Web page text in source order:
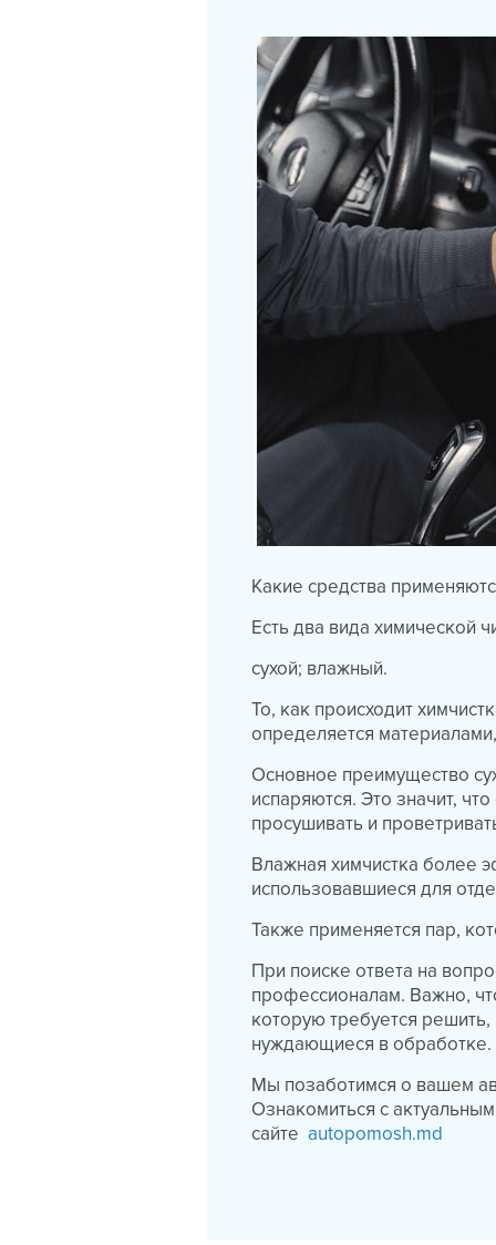
Какие средства
Есть два вида химической
сухой; влажный.
То, как происходит
определяется
Основное преимущество
испаряются. Это значит,
просушивать и
Влажная химчистка более
использовавшиеся для
Также применяется пар,
При поиске ответа на
профессионалам. Важно,
которую требуется
нуждающиеся в обработке.
Мы позаботимся о вашем
Ознакомиться с
сайте autopomosh.md